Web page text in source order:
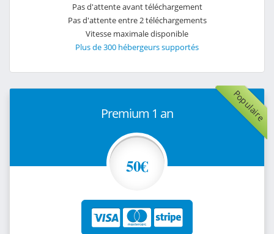
Pas d'attente avant téléchargement
Pas d'attente entre 2 téléchargements
Vitesse maximale disponible
Plus de 300 hébergeurs supportés
Populaire
Premium 1 an
50€